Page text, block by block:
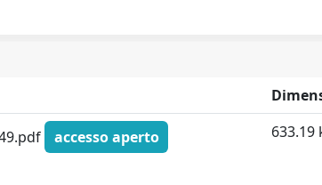
accesso aperto
633.19